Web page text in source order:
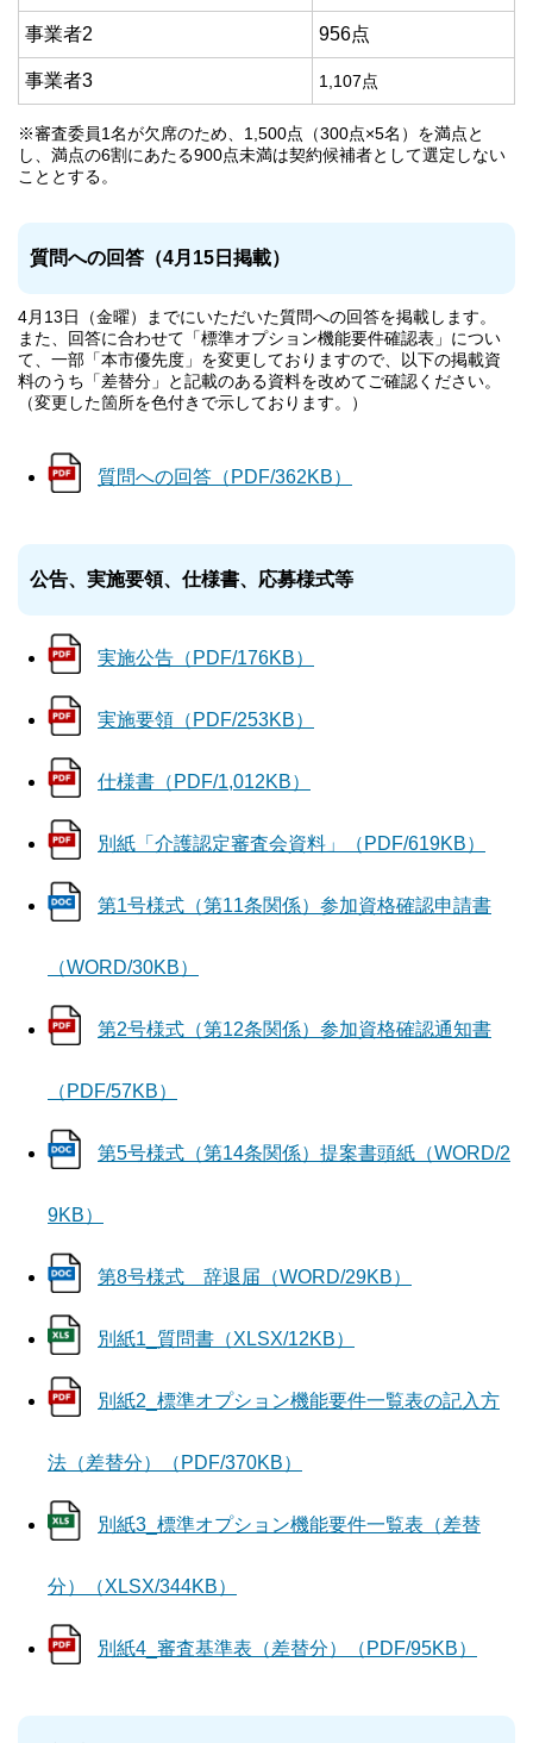
事業者2 956点
事業者3 1,107点
※審査委員1名が欠席のため、1,500点（300点×5名）を満点と
し、満点の6割にあたる900点未満は契約候補者として選定しない
こととする。
質問への回答（4月15日掲載）
4月13日（金曜）までにいただいた質問への回答を掲載します。
また、回答に合わせて「標準オプション機能要件確認表」につい
て、一部「本市優先度」を変更しておりますので、以下の掲載資
料のうち「差替分」と記載のある資料を改めてご確認ください。
（変更した箇所を色付きで示しております。）
質問への回答（PDF/362KB）
公告、実施要領、仕様書、応募様式等
実施公告（PDF/176KB）
実施要領（PDF/253KB）
仕様書（PDF/1,012KB）
別紙「介護認定審査会資料」（PDF/619KB）
第1号様式（第11条関係）参加資格確認申請書
（WORD/30KB）
第2号様式（第12条関係）参加資格確認通知書
（PDF/57KB）
第5号様式（第14条関係）提案書頭紙（WORD/2
9KB）
第8号様式 辞退届（WORD/29KB）
別紙1_質問書（XLSX/12KB）
別紙2_標準オプション機能要件一覧表の記入方
法（差替分）（PDF/370KB）
別紙3_標準オプション機能要件一覧表（差替
分）（XLSX/344KB）
別紙4_審査基準表（差替分）（PDF/95KB）